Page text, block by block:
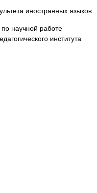
иностранных языков.
научной работе
института